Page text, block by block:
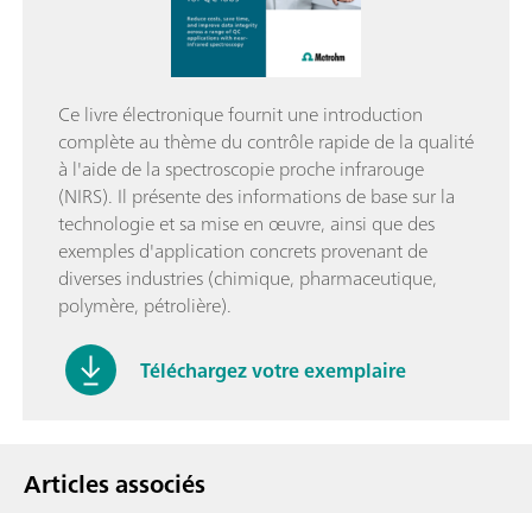
Ce livre électronique fournit une introduction
complète au thème du contrôle rapide de la qualité
à l'aide de la spectroscopie proche infrarouge
(NIRS). Il présente des informations de base sur la
technologie et sa mise en œuvre, ainsi que des
exemples d'application concrets provenant de
diverses industries (chimique, pharmaceutique,
polymère, pétrolière).
Téléchargez votre exemplaire
Articles associés